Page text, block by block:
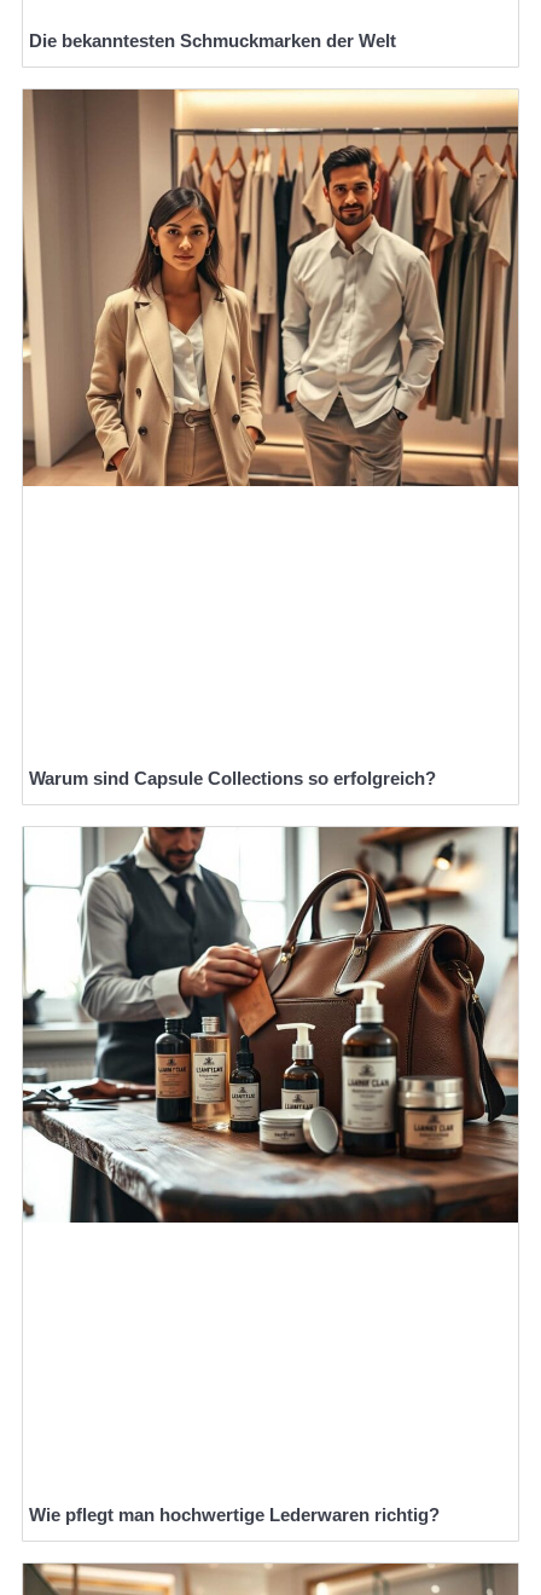
Die bekanntesten Schmuckmarken der Welt
Warum sind Capsule Collections so erfolgreich?
Wie pflegt man hochwertige Lederwaren richtig?